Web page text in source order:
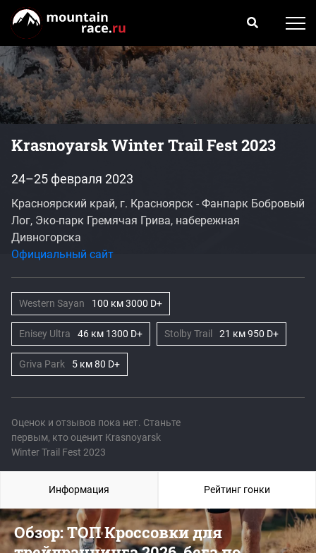
Krasnoyarsk Winter Trail Fest 2023
Оценок и отзывов пока нет. Станьте
первым, кто оценит Krasnoyarsk
Winter Trail Fest 2023
24–25 февраля 2023
Красноярский край, г. Красноярск - Фанпарк Бобровый
Лог, Эко-парк Гремячая Грива, набережная
Дивногорска
Официальный сайт
Western Sayan 100 км 3000 D+
Enisey Ultra 46 км 1300 D+ Stolby Trail 21 км 950 D+
Griva Park 5 км 80 D+
Обзор: ТОП Кроссовки для
Информация Рейтинг гонки